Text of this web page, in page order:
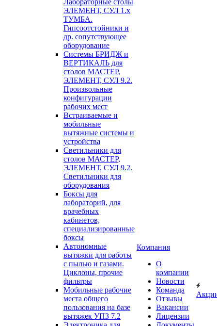
Лабораторные столы
ЭЛЕМЕНТ, СУЛ 1.х
ТУМБА.
Гипсоотстойники и
др. сопутствующее
оборудование
Системы БРИДЖ и
ВЕРТИКАЛЬ для
столов МАСТЕР,
ЭЛЕМЕНТ, СУЛ 9.2.
Произвольные
конфигурации
рабочих мест
Встраиваемые и
мобильные
вытяжные системы и
устройства
Светильники для
столов МАСТЕР,
ЭЛЕМЕНТ, СУЛ 9.2.
Светильники для
оборудования
Боксы для
лабораторий, для
врачебных
кабинетов,
специализированные
боксы
Автономные
вытяжки для работы
с пылью и газами.
Циклоны, прочие
фильтры
Мобильные рабочие
места общего
пользования на базе
вытяжек УПЗ 7.2
Компания
О
компании
Новости
Команда
Отзывы
Вакансии
Лицензии